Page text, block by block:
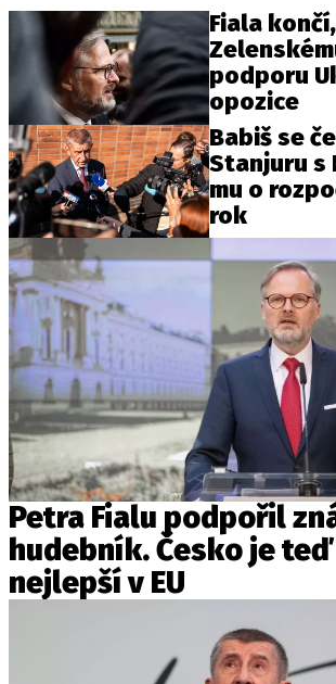
Fiala
podporu
opozice
Babiš se
Stanjuru s
mu o
rok
Petra Fialu podpořil
hudebník. Česko je
nejlepší v EU